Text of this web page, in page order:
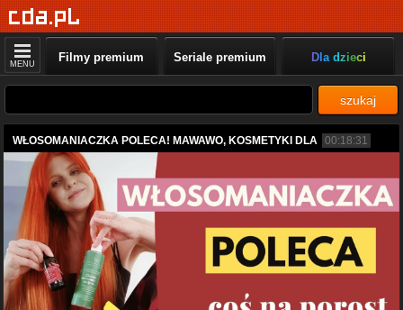
MENU Filmy premium Seriale premium Dla dzieci
szukaj
WŁOSOMANIACZKA POLECA! MAWAWO, KOSMETYKI DLA 00:18:31